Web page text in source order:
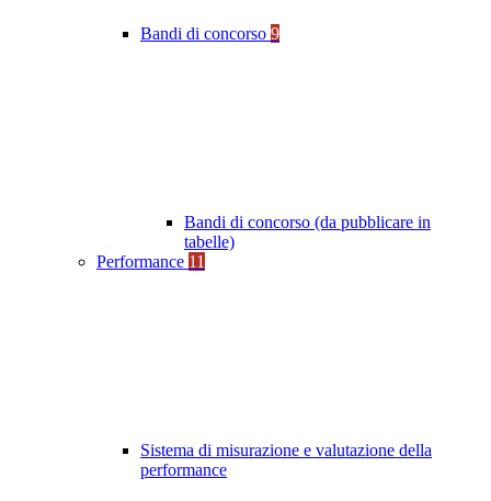
Bandi di concorso 9
Bandi di concorso (da pubblicare in
tabelle)
Performance 11
Sistema di misurazione e valutazione della
performance